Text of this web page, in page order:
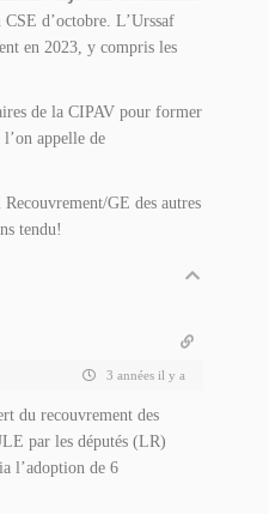
d’octobre. L’Urssaf
en 2023, y compris les
de la CIPAV pour former
l’on appelle de
GE des autres
tendu!
3 années il y a
du recouvrement des
par les députés (LR)
l’adoption de 6